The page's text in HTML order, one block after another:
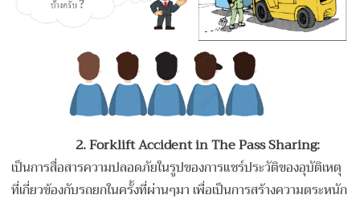
2. Forklift Accident in The Pass Sharing:
เป็นการสื่อสารความปลอดภัยในรูปของการแชร์ประวัติของอุบัติเหตุ
ที่เกี่ยวข้องกับรถยกในครั้งที่ผ่านๆมา เพื่อเป็นการสร้างความตระหนัก